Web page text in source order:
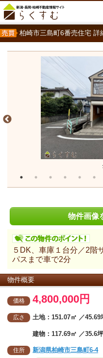
柏崎市三島町6番売住宅 詳
物件画像
５DK、車庫１台分／2階
パスまで車で2分
物件概要
価格 4,800,000円
広さ 土地：151.07㎡ ／45.69
建物：117.69㎡ ／35.6坪
住所 新潟県柏崎市三島町6-4